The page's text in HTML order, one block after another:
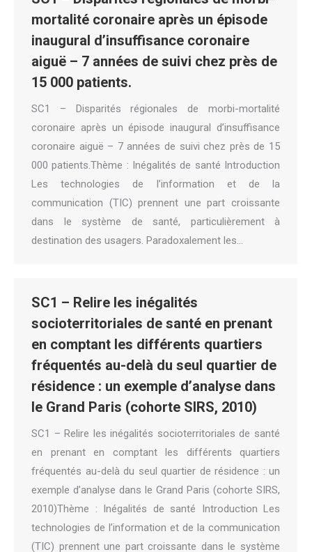
mortalité coronaire après un épisode
inaugural d’insuffisance coronaire
aiguë – 7 années de suivi chez près de
15 000 patients.
SC1 – Disparités régionales de morbi-mortalité
coronaire après un épisode inaugural d’insuffisance
coronaire aiguë – 7 années de suivi chez près de 15
000 patients.Thème : Inégalités de santé Introduction
Les technologies de l’information et de la
communication (TIC) prennent une part croissante
dans le système de santé, particulièrement à
destination des usagers. Paradoxalement les…
SC1 – Relire les inégalités
socioterritoriales de santé en prenant
en comptant les différents quartiers
fréquentés au-delà du seul quartier de
résidence : un exemple d’analyse dans
le Grand Paris (cohorte SIRS, 2010)
SC1 – Relire les inégalités socioterritoriales de santé
en prenant en comptant les différents quartiers
fréquentés au-delà du seul quartier de résidence : un
exemple d’analyse dans le Grand Paris (cohorte SIRS,
2010)Thème : Inégalités de santé Introduction Les
technologies de l’information et de la communication
(TIC) prennent une part croissante dans le système